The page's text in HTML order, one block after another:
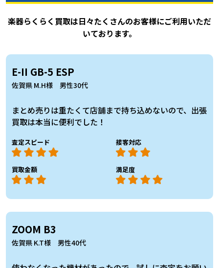
楽器らくらく買取は日々たくさんのお客様にご利用いただ
いております。
E-II GB-5 ESP
佐賀県 M.H様 男性30代
まとめ売りは重たくて店舗まで持ち込めないので、出張
買取は本当に便利でした！
査定スピード 接客対応
買取金額 満足度
ZOOM B3
佐賀県 K.T様 男性40代